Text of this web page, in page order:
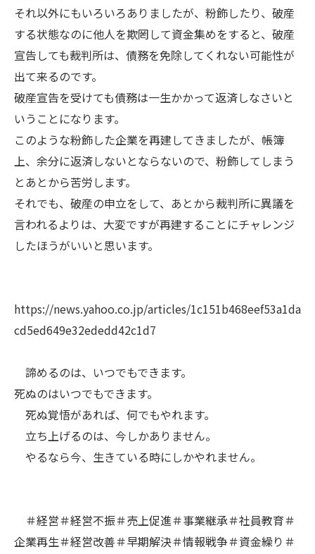
それ以外にもいろいろありましたが、粉飾したり、破産
する状態なのに他人を欺罔して資金集めをすると、破産
宣告しても裁判所は、債務を免除してくれない可能性が
出て来るのです。
破産宣告を受けても債務は一生かかって返済しなさいと
いうことになります。
このような粉飾した企業を再建してきましたが、帳簿
上、余分に返済しないとならないので、粉飾してしまう
とあとから苦労します。
それでも、破産の申立をして、あとから裁判所に異議を
言われるよりは、大変ですが再建することにチャレンジ
したほうがいいと思います。
https://news.yahoo.co.jp/articles/1c151b468eef53a1da
cd5ed649e32ededd42c1d7
諦めるのは、いつでもできます。
死ぬのはいつでもできます。
死ぬ覚悟があれば、何でもやれます。
立ち上げるのは、今しかありません。
やるなら今、生きている時にしかやれません。
＃経営＃経営不振＃売上促進＃事業継承＃社員教育＃
企業再生＃経営改善＃早期解決＃情報戦争＃資金繰り＃